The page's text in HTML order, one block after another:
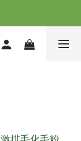
免運
免運